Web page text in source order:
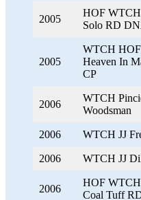
2005
HOF
Solo RD
2005
WTCH
Heaven In
CP
2006
WTCH
Woodsman
2006 WTCH JJ
2006 WTCH JJ
2006
HOF
Coal Tuff